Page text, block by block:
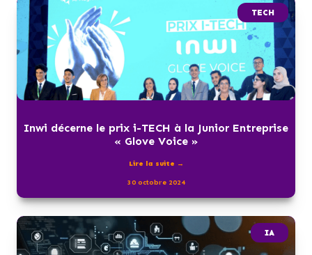
TECH
Inwi décerne le prix i-TECH à la Junior Entreprise
« Glove Voice »
Lire la suite →
30 octobre 2024
IA